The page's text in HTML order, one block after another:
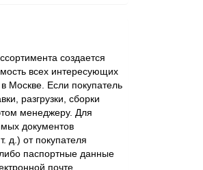
создается
всех интересующих
Москве. Если покупатель
разгрузки, сборки
менеджеру. Для
документов
д.) от покупателя
паспортные данные
почте